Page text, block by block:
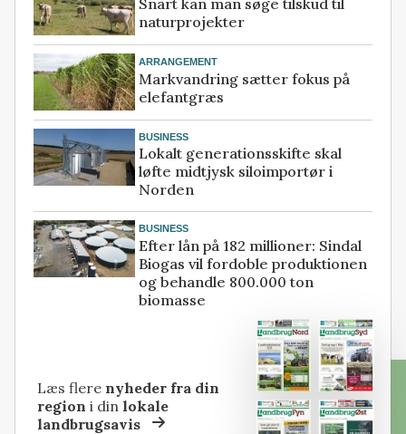
naturprojekter
ARRANGEMENT
Markvandring sætter fokus på
elefantgræs
BUSINESS
Lokalt generationsskifte skal
løfte midtjysk siloimportør i
Norden
BUSINESS
Efter lån på 182 millioner: Sindal
Biogas vil fordoble produktionen
og behandle 800.000 ton
biomasse
Læs flere nyheder fra din
region i dinlokale
landbrugsavis